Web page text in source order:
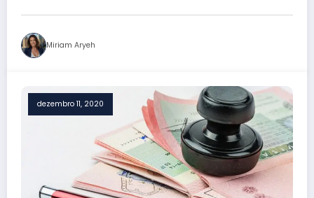
Miriam Aryeh
dezembro 11, 2020